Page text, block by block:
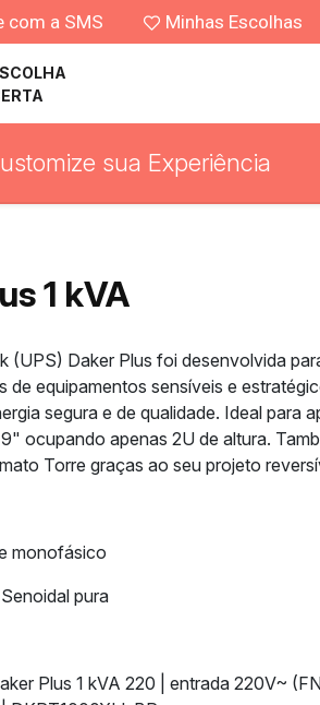
com a SMS Minhas Escolhas
sua Experiência
1 kVA
(UPS) Daker Plus foi desenvolvida
de equipamentos sensíveis e
segura e de qualidade. Ideal para
ocupando apenas 2U de altura.
Torre graças ao seu projeto
monofásico
Senoidal pura
Plus 1 kVA 220 | entrada 220V~